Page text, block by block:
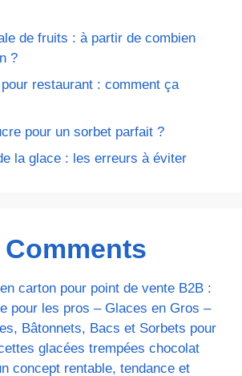
de fruits : à partir de combien
?
restaurant : comment ça
pour un sorbet parfait ?
la glace : les erreurs à éviter
carton pour point de vente B2B :
pour les pros – Glaces en Gros –
Bâtonnets, Bacs et Sorbets pour
glacées trempées chocolat
concept rentable, tendance et